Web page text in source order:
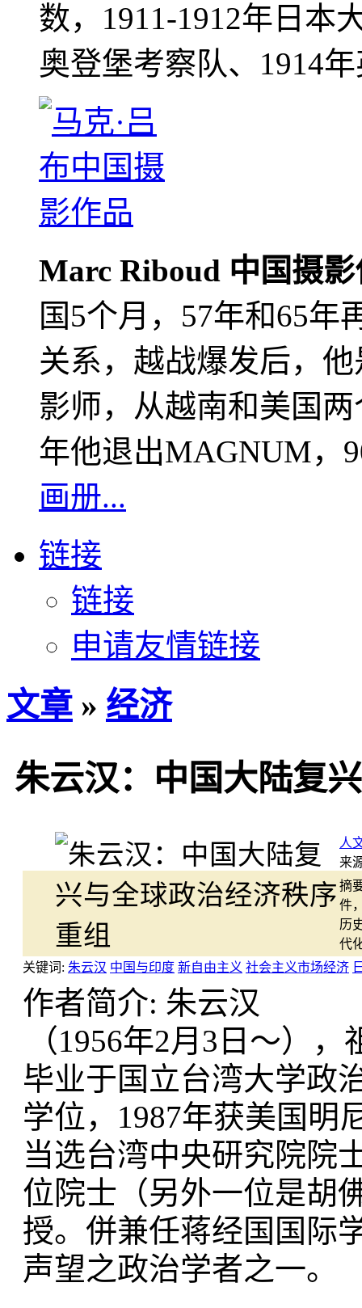
数，1911-1912年日本
奥登堡考察队、1914
Marc Riboud 中国摄
国5个月，57年和65年
关系，越战爆发后，
影师，从越南和美国
年他退出MAGNUM，
画册...
链接
链接
申请友情链接
文章 » 经济
朱云汉：中国大陆复
人
来
摘
件
历
代
关键词: 朱云汉 中国与印度 新自由主义 社会主义市场经济
作者简介: 朱云汉
（1956年2月3日～）
毕业于国立台湾大学政
学位，1987年获美国明
当选台湾中央研究院院
位院士（另外一位是胡
授。併兼任蒋经国国际
声望之政治学者之一。